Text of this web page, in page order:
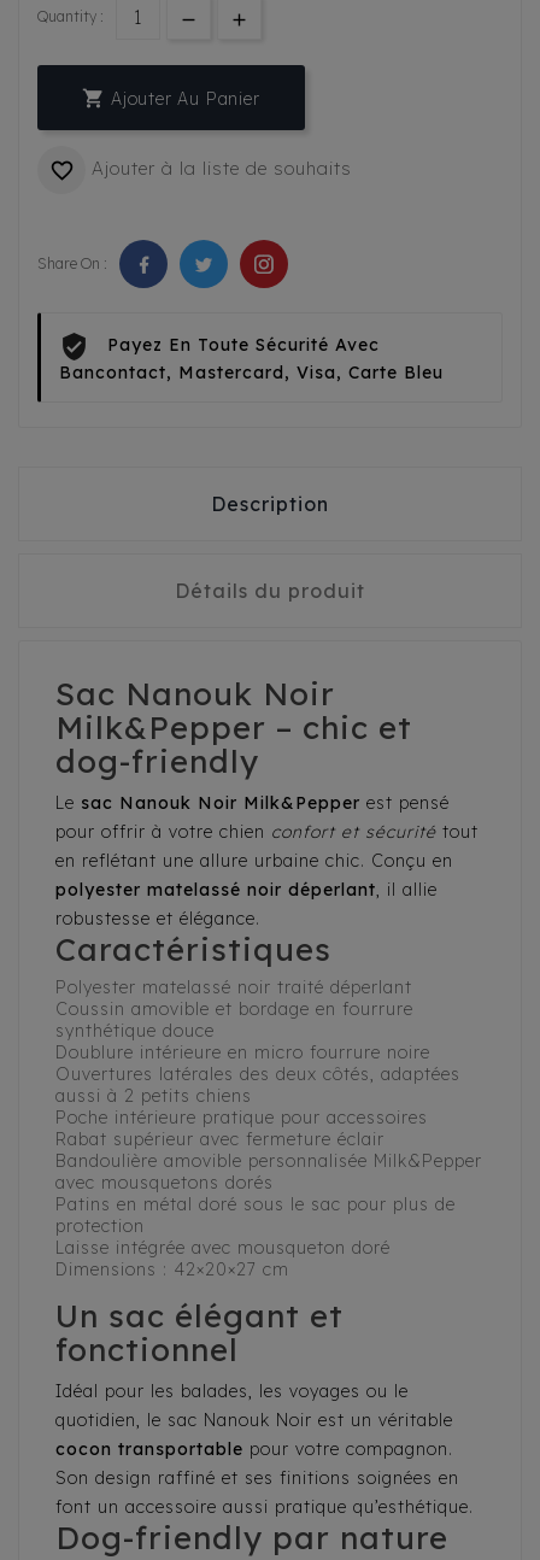
Quantity :
 Ajouter Au Panier
 Ajouter à la liste de souhaits
Share On :
Payez En Toute Sécurité Avec
Bancontact, Mastercard, Visa, Carte Bleu
Description
Détails du produit
Sac Nanouk Noir
Milk&Pepper – chic et
dog-friendly
Le sac Nanouk Noir Milk&Pepper est pensé
pour offrir à votre chien confort et sécurité tout
en reflétant une allure urbaine chic. Conçu en
polyester matelassé noir déperlant, il allie
robustesse et élégance.
Caractéristiques
Polyester matelassé noir traité déperlant
Coussin amovible et bordage en fourrure
synthétique douce
Doublure intérieure en micro fourrure noire
Ouvertures latérales des deux côtés, adaptées
aussi à 2 petits chiens
Poche intérieure pratique pour accessoires
Rabat supérieur avec fermeture éclair
Bandoulière amovible personnalisée Milk&Pepper
avec mousquetons dorés
Patins en métal doré sous le sac pour plus de
protection
Laisse intégrée avec mousqueton doré
Dimensions : 42×20×27 cm
Un sac élégant et
fonctionnel
Idéal pour les balades, les voyages ou le
quotidien, le sac Nanouk Noir est un véritable
cocon transportable pour votre compagnon.
Son design raffiné et ses finitions soignées en
font un accessoire aussi pratique qu’esthétique.
Dog-friendly par nature